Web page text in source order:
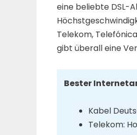
eine beliebte DSL-
Telekom,
gibt überall eine
Bester
Kabel
Telekom: